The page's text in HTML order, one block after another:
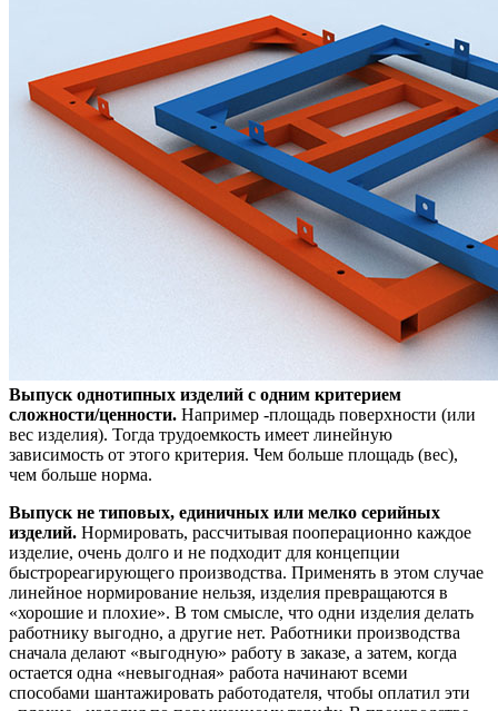
Выпуск однотипных изделий с одним критерием
сложности/ценности. Например -площадь поверхности (или
вес изделия). Тогда трудоемкость имеет линейную
зависимость от этого критерия. Чем больше площадь (вес),
чем больше норма.
Выпуск не типовых, единичных или мелко серийных
изделий. Нормировать, рассчитывая пооперационно каждое
изделие, очень долго и не подходит для концепции
быстрореагирующего производства. Применять в этом случае
линейное нормирование нельзя, изделия превращаются в
«хорошие и плохие». В том смысле, что одни изделия делать
работнику выгодно, а другие нет. Работники производства
сначала делают «выгодную» работу в заказе, а затем, когда
остается одна «невыгодная» работа начинают всеми
способами шантажировать работодателя, чтобы оплатил эти